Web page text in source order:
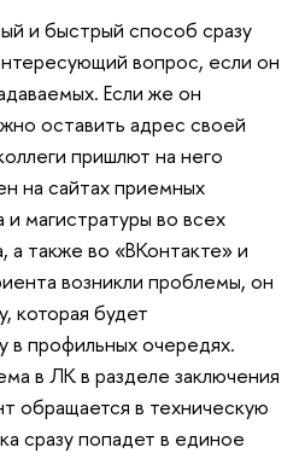
и быстрый способ сразу
вопрос, если он
Если же он
оставить адрес своей
пришлют на него
на сайтах приемных
и магистратуры во всех
а также во «ВКонтакте» и
возникли проблемы, он
которая будет
в профильных очередях.
в ЛК в разделе заключения
обращается в техническую
сразу попадет в единое